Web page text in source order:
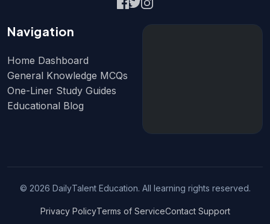
Navigation
Home Dashboard
General Knowledge MCQs
One-Liner Study Guides
Educational Blog
© 2026 DailyTalent Education. All learning rights reserved.
Privacy PolicyTerms of ServiceContact Support